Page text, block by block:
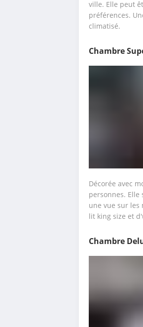
ville. Elle peut
préférences.
climatisé.
Chambre
Décorée avec
personnes.
une vue sur les
lit king size et
Chambre